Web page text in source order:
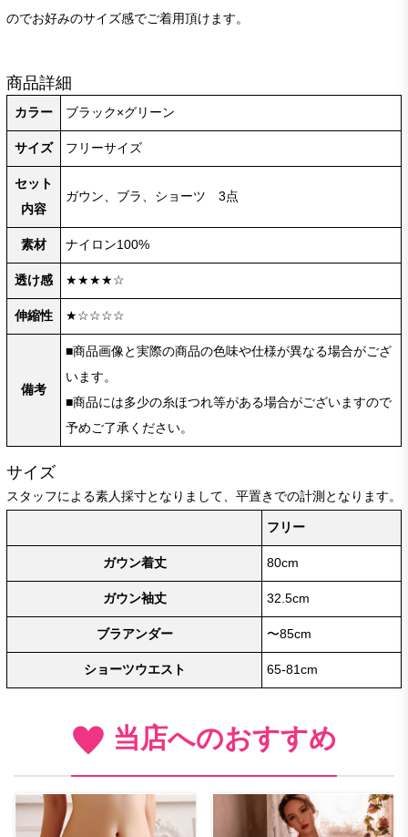
のでお好みのサイズ感でご着用頂けます。
商品詳細
カラー ブラック×グリーン
サイズ フリーサイズ
セット
内容
ガウン、ブラ、ショーツ 3点
素材 ナイロン100%
透け感 ★★★★☆
伸縮性 ★☆☆☆☆
備考
■商品画像と実際の商品の色味や仕様が異なる場合がござ
います。
■商品には多少の糸ほつれ等がある場合がございますので
予めご了承ください。
サイズ
スタッフによる素人採寸となりまして、平置きでの計測となります。
フリー
ガウン着丈 80cm
ガウン袖丈 32.5cm
ブラアンダー 〜85cm
ショーツウエスト 65-81cm
当店へのおすすめ